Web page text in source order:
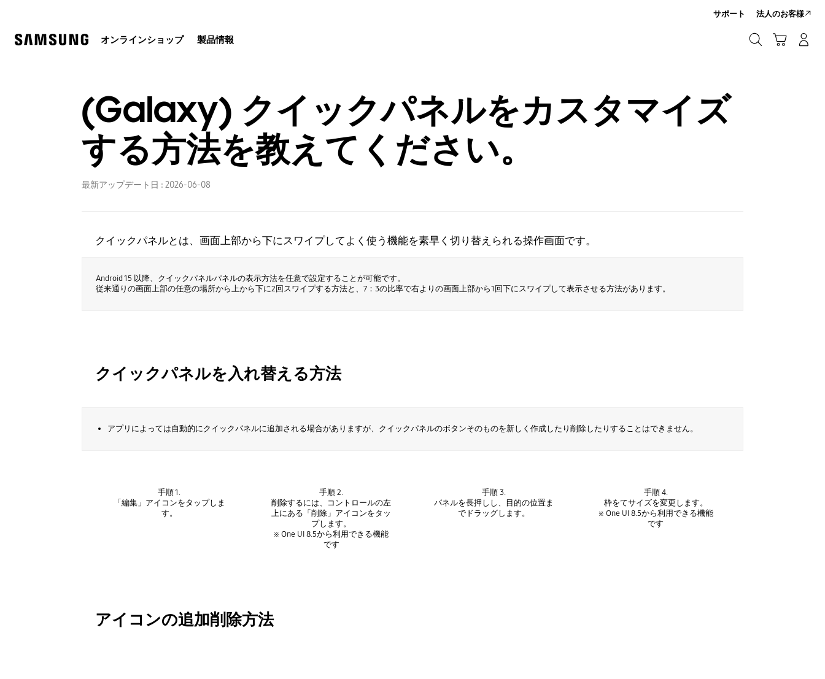
help
オンラインショップ 製品情報
サポート 法人のお客様
(Galaxy) クイックパネルをカスタマイズ
する方法を教えてください。
最新アップデート日 : 2026-06-08
クイックパネルとは、画面上部から下にスワイプしてよく使う機能を素早く切り替えられる操作画面です。
Android 15 以降、クイックパネルパネルの表示方法を任意で設定することが可能です。
従来通りの画面上部の任意の場所から上から下に2回スワイプする方法と、7：3の比率で右よりの画面上部から1回下にスワイプして表示させる方法があります。
クイックパネルを入れ替える方法
アプリによっては自動的にクイックパネルに追加される場合がありますが、クイックパネルのボタンそのものを新しく作成したり削除したりすることはできません。
手順 1.
「編集」アイコンをタップしま
す。
手順 2.
削除するには、コントロールの左
上にある「削除」アイコンをタッ
プします。
※ One UI 8.5から利用できる機能
です
手順 3.
パネルを長押しし、目的の位置ま
でドラッグします。
手順 4.
枠をてサイズを変更します。
※ One UI 8.5から利用できる機能
です
アイコンの追加削除方法